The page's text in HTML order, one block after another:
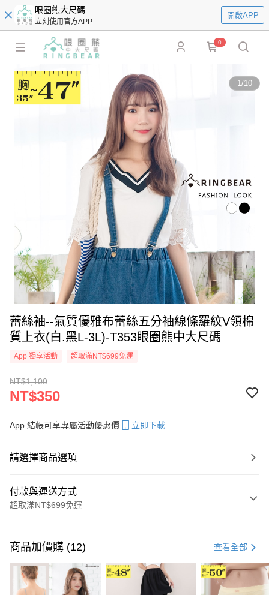
眼圈熊大尺碼
立刻使用官方APP
開啟APP
0
1/10
蕾絲袖--氣質優雅布蕾絲五分袖線條羅紋V領棉
質上衣(白.黑L-3L)-T353眼圈熊中大尺碼
App 獨享活動 超取滿NT$699免運
NT$1,100
NT$350
App 結帳可享專屬活動優惠價 立即下載
請選擇商品選項
付款與運送方式
超取滿NT$699免運
信用卡一次付款
超商取貨付款
LINE Pay
商品加價購 (12) 查看全部